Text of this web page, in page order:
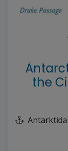
the
Antarktida